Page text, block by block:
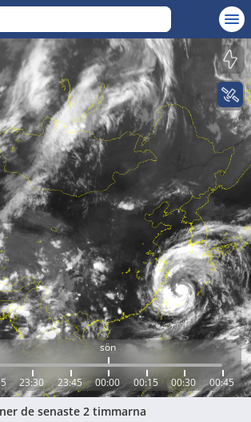
sön
23:30 23:45 00:00 00:15 00:30 00:45
de senaste 2 timmarna